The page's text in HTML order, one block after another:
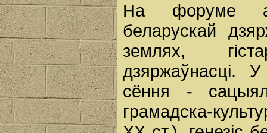
На форуме
беларускай
землях,
дзяржаўнасці.
сёння -
грамадска-